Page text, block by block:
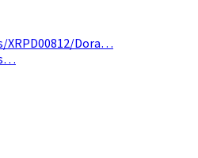
XRPD00812/Dora…